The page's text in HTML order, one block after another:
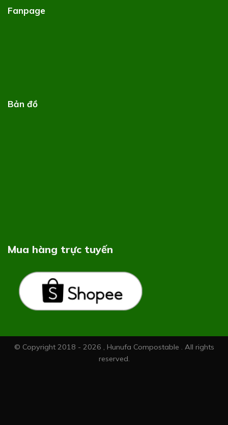
Fanpage
Bản đồ
Mua hàng trực tuyến
© Copyright 2018 - 2026 , Hunufa Compostable . All rights
reserved.